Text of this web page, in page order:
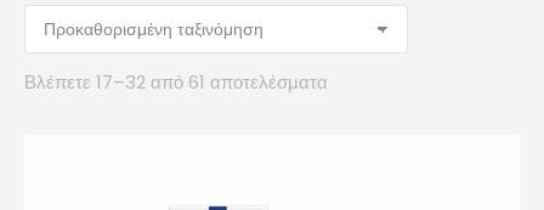
Βλέπετε 17–32 από 61 αποτελέσματα